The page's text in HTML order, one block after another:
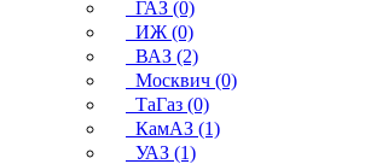
ГАЗ (0)
ИЖ (0)
ВАЗ (2)
Москвич (0)
ТаГаз (0)
КамАЗ (1)
УАЗ (1)